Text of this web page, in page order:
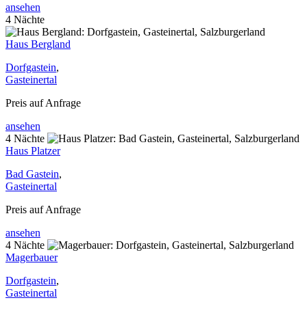
ansehen
4 Nächte
Haus Bergland
Dorfgastein,
Gasteinertal
Preis auf Anfrage
ansehen
4 Nächte
Haus Platzer
Bad Gastein,
Gasteinertal
Preis auf Anfrage
ansehen
4 Nächte
Magerbauer
Dorfgastein,
Gasteinertal